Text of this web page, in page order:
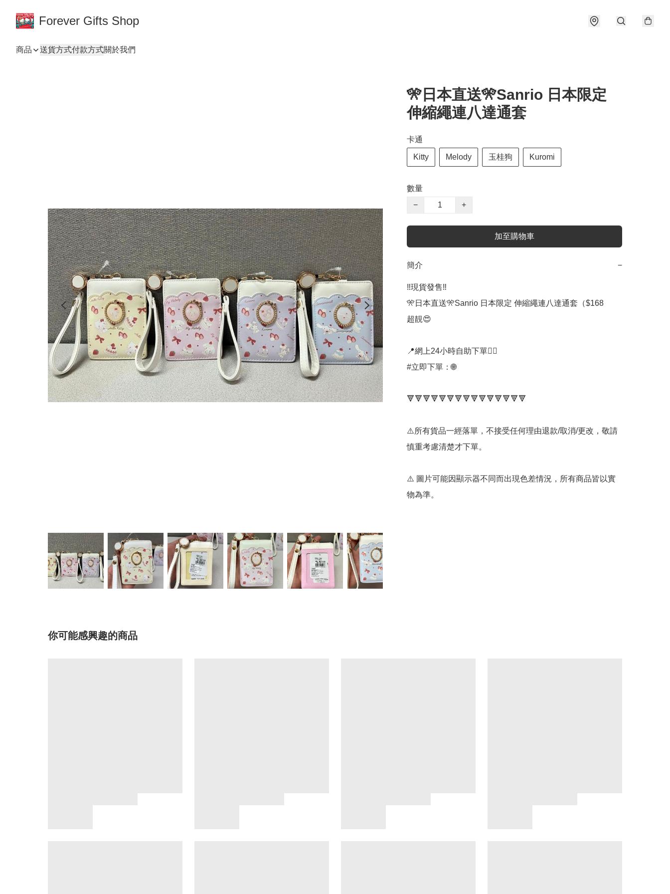
Forever Gifts Shop
商品 送貨方式付款方式關於我們
🎌日本直送🎌Sanrio 日本限定
伸縮繩連八達通套
卡通
Kitty Melody 玉桂狗 Kuromi
數量
−
+
加至購物車
簡介 −
‼️現貨發售‼️
🎌日本直送🎌Sanrio 日本限定 伸縮繩連八達通套（$168
超靚😍
📍網上24小時自助下單👍🏻
#立即下單：🌐
🔻🔻🔻🔻🔻🔻🔻🔻🔻🔻🔻🔻🔻🔻🔻
⚠️所有貨品一經落單，不接受任何理由退款/取消/更改，敬請
慎重考慮清楚才下單。
⚠️ 圖片可能因顯示器不同而出現色差情況，所有商品皆以實
物為準。
你可能感興趣的商品